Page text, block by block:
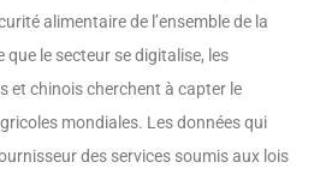
alimentaire de l’ensemble de la
que le secteur se digitalise, les
et chinois cherchent à capter le
mondiales. Les données qui
des services soumis aux lois